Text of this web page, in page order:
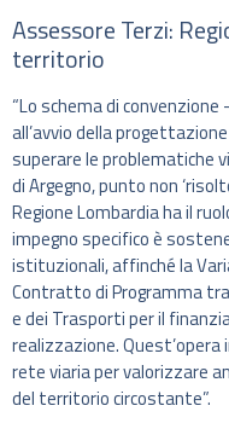
Assessore Terzi:
territorio
“Lo schema di
all’avvio della
superare le problematiche
di Argegno, punto non
Regione Lombardia ha il
impegno specifico è
istituzionali, affinché la
Contratto di Programma
e dei Trasporti per il
realizzazione. Quest’opera
rete viaria per valorizzare
del territorio circostante”.